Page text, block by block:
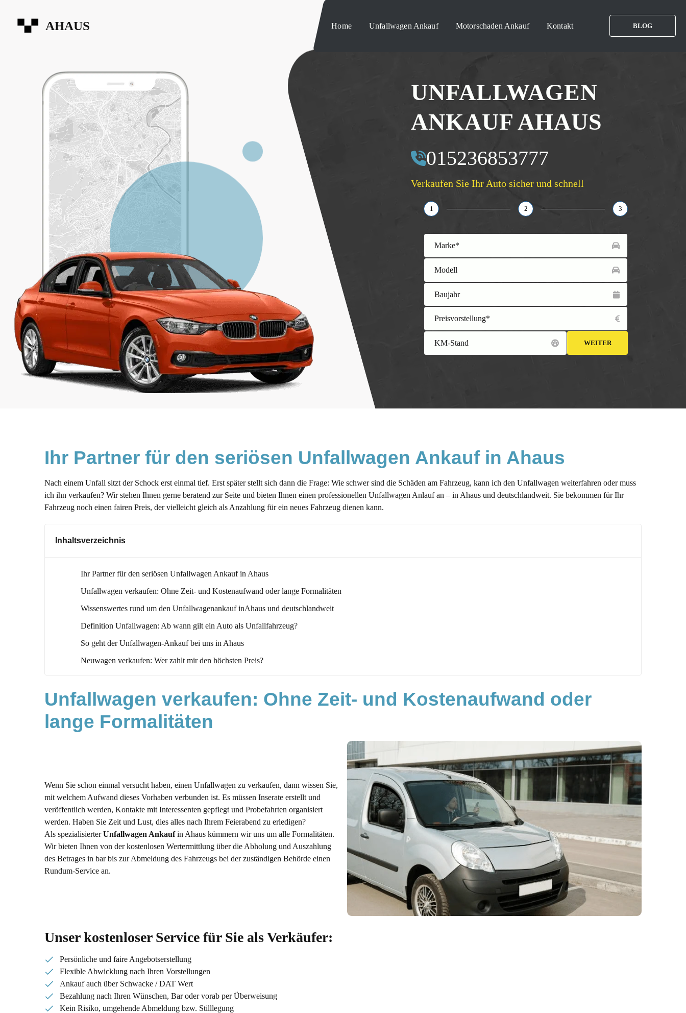
AHAUS Home Unfallwagen Ankauf Motorschaden Ankauf Kontakt BLOG
UNFALLWAGEN
ANKAUF AHAUS
015236853777
Verkaufen Sie Ihr Auto sicher und schnell
1 2 3
Marke*
Modell
Baujahr
Preisvorstellung*
KM-Stand WEITER
Ihr Partner für den seriösen Unfallwagen Ankauf in Ahaus
Nach einem Unfall sitzt der Schock erst einmal tief. Erst später stellt sich dann die Frage: Wie schwer sind die Schäden am Fahrzeug, kann ich den Unfallwagen weiterfahren oder muss
ich ihn verkaufen? Wir stehen Ihnen gerne beratend zur Seite und bieten Ihnen einen professionellen Unfallwagen Anlauf an – in Ahaus und deutschlandweit. Sie bekommen für Ihr
Fahrzeug noch einen fairen Preis, der vielleicht gleich als Anzahlung für ein neues Fahrzeug dienen kann.
Inhaltsverzeichnis
Ihr Partner für den seriösen Unfallwagen Ankauf in Ahaus
Unfallwagen verkaufen: Ohne Zeit- und Kostenaufwand oder lange Formalitäten
Wissenswertes rund um den Unfallwagenankauf inAhaus und deutschlandweit
Definition Unfallwagen: Ab wann gilt ein Auto als Unfallfahrzeug?
So geht der Unfallwagen-Ankauf bei uns in Ahaus
Neuwagen verkaufen: Wer zahlt mir den höchsten Preis?
Verkaufen oder reparieren lassen: Eine Entscheidungshilfe
Wieviel ist mein Unfallwagen noch Wert?
Wie bemessen wir den Preis für Ihren Gebrauchten?
Hier die häufigsten Fragen zu einem Autoverkauf mit Unfall- oder Getriebeschaden
Unfallwagen Export nach Afrika
Unfallwagen verkaufen: Ohne Zeit- und Kostenaufwand oder
lange Formalitäten
Wenn Sie schon einmal versucht haben, einen Unfallwagen zu verkaufen, dann wissen Sie,
mit welchem Aufwand dieses Vorhaben verbunden ist. Es müssen Inserate erstellt und
veröffentlich werden, Kontakte mit Interessenten gepflegt und Probefahrten organisiert
werden. Haben Sie Zeit und Lust, dies alles nach Ihrem Feierabend zu erledigen?
Als spezialisierterUnfallwagen Ankaufin Ahaus kümmern wir uns um alle Formalitäten.
Wir bieten Ihnen von der kostenlosen Wertermittlung über die Abholung und Auszahlung
des Betrages in bar bis zur Abmeldung des Fahrzeugs bei der zuständigen Behörde einen
Rundum-Service an.
Unser kostenloser Service für Sie als Verkäufer:
Persönliche und faire Angebotserstellung
Flexible Abwicklung nach Ihren Vorstellungen
Ankauf auch über Schwacke / DAT Wert
Bezahlung nach Ihren Wünschen, Bar oder vorab per Überweisung
Kein Risiko, umgehende Abmeldung bzw. Stilllegung